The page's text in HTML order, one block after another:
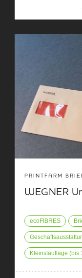
PRINTFARM
WEGNER
ecoFIBRES
Kleinstauflage (bis